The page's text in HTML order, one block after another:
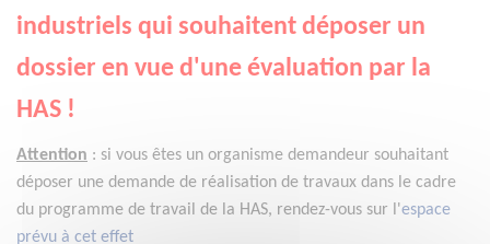
industriels qui souhaitent déposer un
dossier en vue d'une évaluation par la
HAS !
Attention : si vous êtes un organisme demandeur souhaitant
déposer une demande de réalisation de travaux dans le cadre
du programme de travail de la HAS, rendez-vous sur l'espace
prévu à cet effet